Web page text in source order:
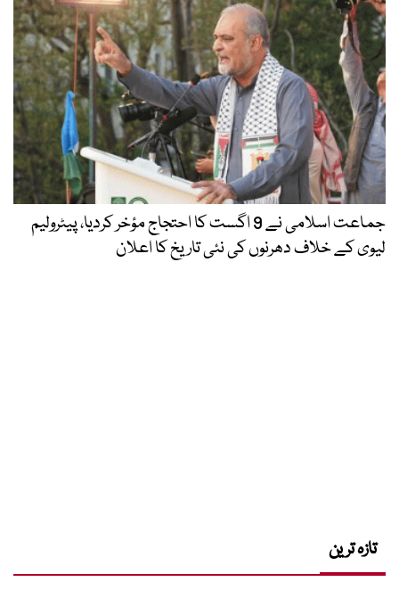
جماعت اسلامی نے 9 اگست کا احتجاج مؤخر کردیا، پیٹرولیم
لیوی کے خلاف دھرنوں کی نئی تاریخ کا اعلان
تازہ ترین